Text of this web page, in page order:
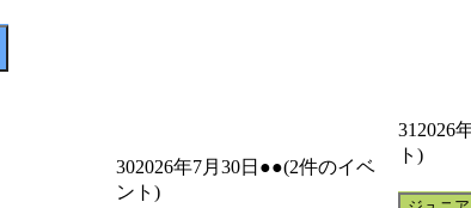
302026年7月30日 ●●(2件のイベ
ント)
31 2026
ト)